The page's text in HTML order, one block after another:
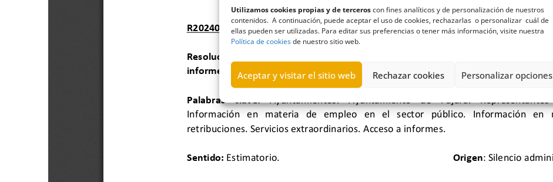
Utilizamos cookies propias y de terceroscon fines analíticos y de personalización de nuestros
contenidos. A continuación, puede aceptar el uso de cookies, rechazarlas o personalizar cuál de
ellas pueden ser utilizadas. Para editar sus preferencias o tener más información, visite nuestra
Política de cookiesde nuestro sitio web.
Aceptar y visitar el sitio web Rechazar cookies Personalizar opciones